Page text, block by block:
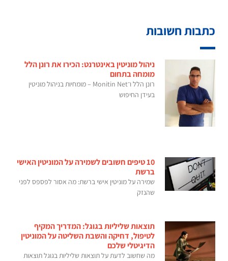
כתבות חשובות
ניהול מוניטין באינטרנט: הכירו את רונן הלל
מומחה בתחום
רונן הלל ו־Monitin Net – מומחיות בניהול מוניטין
בעידן החיפוש
10 טיפים חשובים לשמירה על המוניטין האישי
ברשת
שמירה על מוניטין אישי ברשת: מה אסור לפספס לפני
שהנזק
תוצאות שליליות בגוגל: המדריך המקיף
לטיפול, דחיקה והשבת השליטה על המוניטין
הדיגיטלי שלכם
מה שחשוב לדעת על תוצאות שליליות בגוגל תוצאות